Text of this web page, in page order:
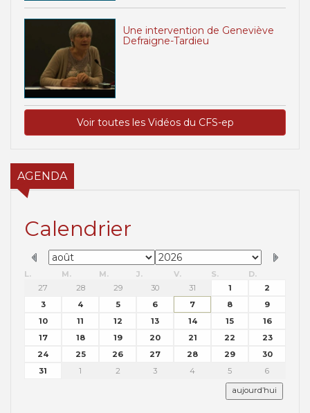
Une intervention de Geneviève
Defraigne-Tardieu
Voir toutes les Vidéos du CFS-ep
AGENDA
Calendrier
L. M. M. J. V. S.
D.
27
28 29 30 31 1
2
3
4 5 6 7 8
9
10
11 12 13 14 15
16
17
18 19 20 21 22
23
24
25 26 27 28 29
30
31
1 2 3 4 5 6
aujourd’hui